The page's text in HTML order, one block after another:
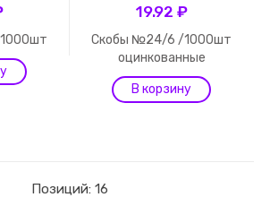
19.92 ₽
Скобы №24/6 /1000шт
оцинкованные
Позиций: 16